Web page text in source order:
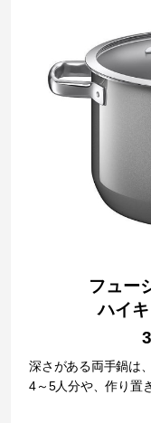
フュー
ハイ
深さがある両手鍋は
4～5人分や、作り置